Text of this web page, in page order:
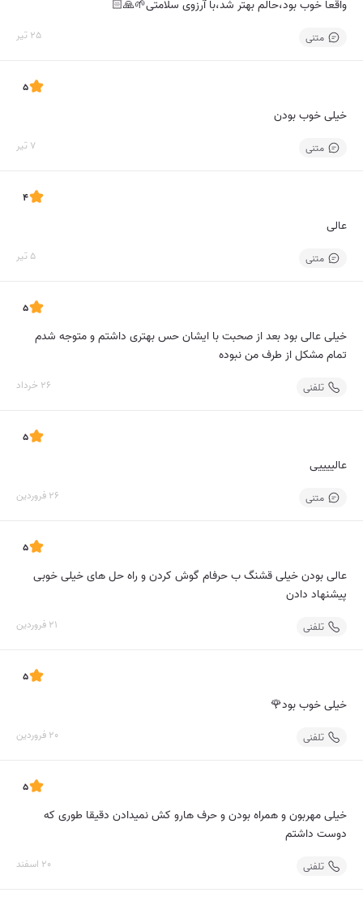
واقعا خوب بود،حالم بهتر شد،با آرزوی سلامتی🌱🙏🏻
متنی 25 تیر
5
خیلی خوب بودن
متنی 7 تیر
4
عالی
متنی 5 تیر
5
خیلی عالی بود بعد از صحبت با ایشان حس بهتری داشتم و متوجه شدم
تمام مشکل از طرف من نبوده
تلفنی 26 خرداد
5
عالییییی
متنی 26 فروردین
5
عالی بودن خیلی قشنگ ب حرفام گوش کردن و راه حل های خیلی خوبی
پیشنهاد دادن
تلفنی 21 فروردین
5
خیلی خوب بود🌹
تلفنی 20 فروردین
5
خیلی مهربون و همراه بودن و حرف هارو کش نمیدادن دقیقا طوری که
دوست داشتم
تلفنی 20 اسفند